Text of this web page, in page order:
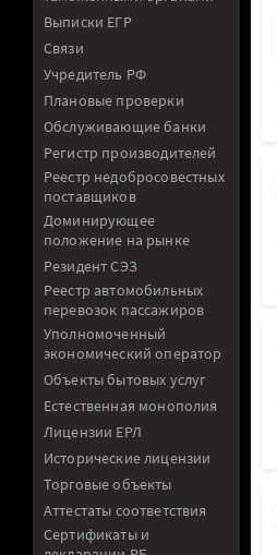
Выписки ЕГР
Связи
Учредитель РФ
Плановые проверки
Обслуживающие банки
Регистр производителей
Реестр недобросовестных
поставщиков
Доминирующее
положение на рынке
Резидент СЭЗ
Реестр автомобильных
перевозок пассажиров
Уполномоченный
экономический оператор
Объекты бытовых услуг
Естественная монополия
Лицензии ЕРЛ
Исторические лицензии
Торговые объекты
Аттестаты соответствия
Сертификаты и